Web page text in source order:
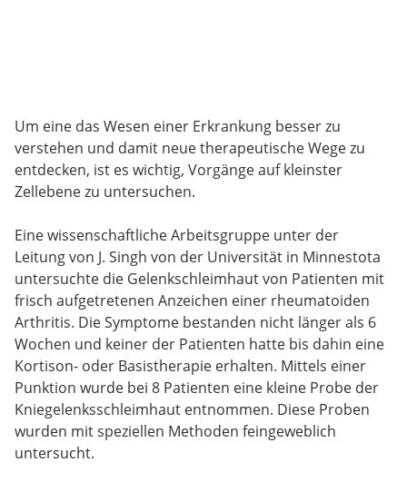
Um eine das Wesen einer Erkrankung besser zu
verstehen und damit neue therapeutische Wege zu
entdecken, ist es wichtig, Vorgänge auf kleinster
Zellebene zu untersuchen.
Eine wissenschaftliche Arbeitsgruppe unter der
Leitung von J. Singh von der Universität in Minnestota
untersuchte die Gelenkschleimhaut von Patienten mit
frisch aufgetretenen Anzeichen einer rheumatoiden
Arthritis. Die Symptome bestanden nicht länger als 6
Wochen und keiner der Patienten hatte bis dahin eine
Kortison- oder Basistherapie erhalten. Mittels einer
Punktion wurde bei 8 Patienten eine kleine Probe der
Kniegelenksschleimhaut entnommen. Diese Proben
wurden mit speziellen Methoden feingeweblich
untersucht.